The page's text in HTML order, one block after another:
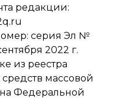
редакции:
серия Эл №
2022 г.
из реестра
массовой
Федеральной